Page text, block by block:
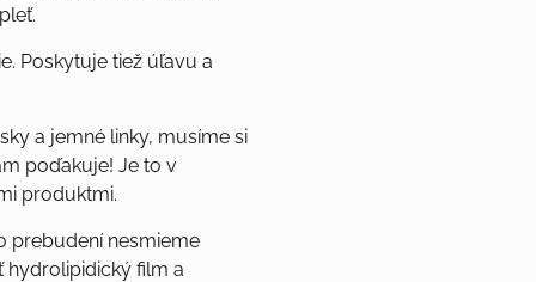
Poskytuje tiež úľavu a
a jemné linky, musíme si
poďakuje! Je to v
produktmi.
prebudení nesmieme
hydrolipidický film a